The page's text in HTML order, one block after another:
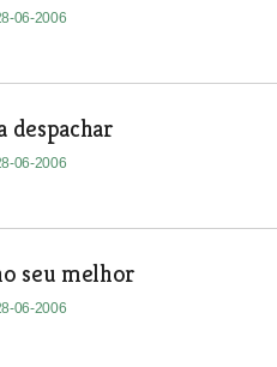
06-2006
despachar
06-2006
seu melhor
06-2006